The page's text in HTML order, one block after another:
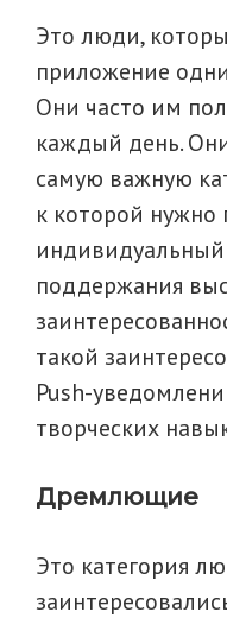
Это люди,
приложение
Они часто им
каждый день.
самую важную
к которой нужно
поддержания
такой
Push-
творческих
Дремлющие
Это категория